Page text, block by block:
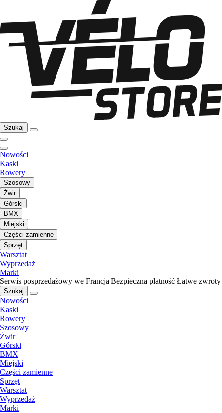
Szukaj
Nowości
Kaski
Rowery
Szosowy
Żwir
Górski
BMX
Miejski
Części zamienne
Sprzęt
Warsztat
Wyprzedaż
Marki
Serwis posprzedażowy we Francja Bezpieczna płatność Łatwe zwroty
Szukaj
Nowości
Kaski
Rowery
Szosowy
Żwir
Górski
BMX
Miejski
Części zamienne
Sprzęt
Warsztat
Wyprzedaż
Marki